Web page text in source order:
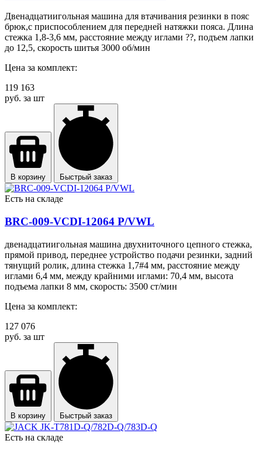
Двенадцатиигольная машина для втачивания резинки в пояс
брюк,с приспособлением для передней натяжки пояса. Длина
стежка 1,8-3,6 мм, расстояние между иглами ??, подъем лапки
до 12,5, скорость шитья 3000 об/мин
Цена за комплект:
119 163
руб. за шт
В корзину Быстрый заказ
Есть на складе
BRC-009-VCDI-12064 P/VWL
двенадцатиигольная машина двухниточного цепного стежка,
прямой привод, переднее устройство подачи резинки, задний
тянущий ролик, длина стежка 1,7#4 мм, расстояние между
иглами 6,4 мм, между крайними иглами: 70,4 мм, высота
подъема лапки 8 мм, скорость: 3500 ст/мин
Цена за комплект:
127 076
руб. за шт
В корзину Быстрый заказ
Есть на складе